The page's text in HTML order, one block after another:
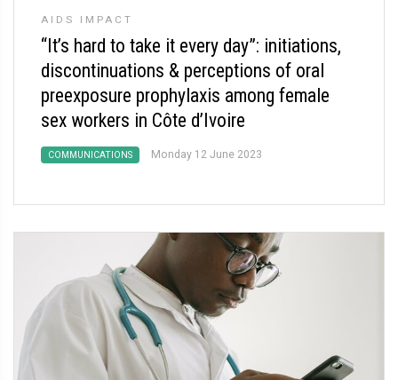
AIDS IMPACT
“It’s hard to take it every day”: initiations,
discontinuations & perceptions of oral
preexposure prophylaxis among female
sex workers in Côte d’Ivoire
COMMUNICATIONS Monday 12 June 2023